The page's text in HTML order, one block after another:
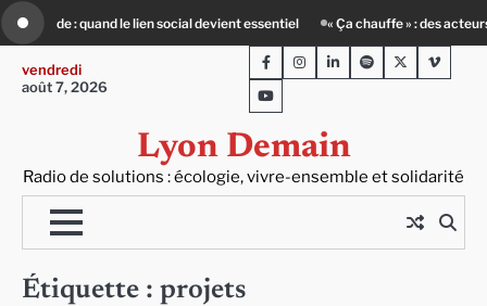
Skip
to
content
face au défi climatique 80 Jours Voyages : au cœur du Lengai avec Guy de
vendredi
août 7, 2026
Lyon Demain
Radio de solutions : écologie, vivre-ensemble et solidarité
FacebookInstagram
LinkedInSpotifyTwitterViméo
Youtube
Étiquette : projets